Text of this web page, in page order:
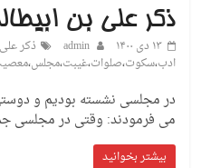
ذکر علی بن
۱۳ دی ۱۴۰۰ admin ذکر
ادب،سکوت،صلوات،غیبت،مجلس،
در مجلسی نشسته بودیم و
می فرمودند: وقتی در مجلسی
بیشتر بخوانید